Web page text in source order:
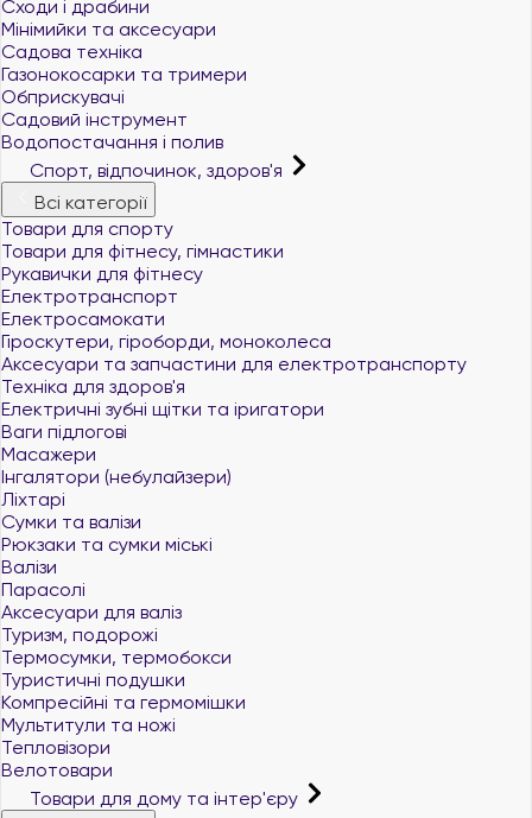
Сходи і драбини
Мінімийки та аксесуари
Садова техніка
Газонокосарки та тримери
Обприскувачі
Садовий інструмент
Водопостачання і полив
Спорт, відпочинок, здоров'я
Всі категорії
Товари для спорту
Товари для фітнесу, гімнастики
Рукавички для фітнесу
Електротранспорт
Електросамокати
Гіроскутери, гіроборди, моноколеса
Аксесуари та запчастини для електротранспорту
Техніка для здоров'я
Електричні зубні щітки та іригатори
Ваги підлогові
Масажери
Інгалятори (небулайзери)
Ліхтарі
Сумки та валізи
Рюкзаки та сумки міські
Валізи
Парасолі
Аксесуари для валіз
Туризм, подорожі
Термосумки, термобокси
Туристичні подушки
Компресійні та гермомішки
Мультитули та ножі
Тепловізори
Велотовари
Товари для дому та інтер'єру